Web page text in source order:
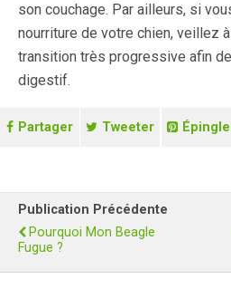
son couchage. Par ailleurs, si
nourriture de votre chien, veillez
transition très progressive afin
digestif.
Partager Tweeter
Publication Précédente
Pourquoi Mon Beagle
Fugue ?